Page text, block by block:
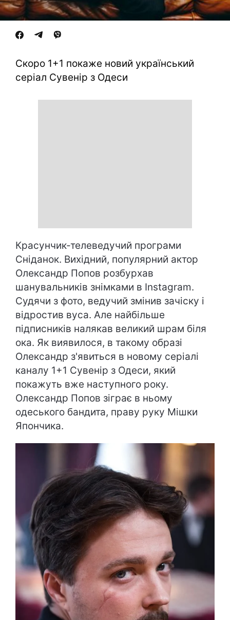
Скоро 1+1 покаже новий український
серіал Сувенір з Одеси
Красунчик-телеведучий програми
Сніданок. Вихідний, популярний актор
Олександр Попов розбурхав
шанувальників знімками в Instagram.
Судячи з фото, ведучий змінив зачіску і
відростив вуса. Але найбільше
підписників налякав великий шрам біля
ока. Як виявилося, в такому образі
Олександр з'явиться в новому серіалі
каналу 1+1 Сувенір з Одеси, який
покажуть вже наступного року.
Олександр Попов зіграє в ньому
одеського бандита, праву руку Мішки
Япончика.